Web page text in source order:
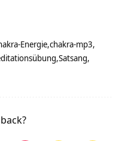
Energie chakra-mp3
Satsang